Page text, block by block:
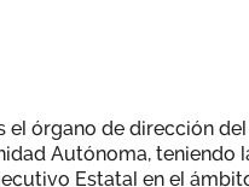
órgano de dirección del
Autónoma, teniendo
Estatal en el